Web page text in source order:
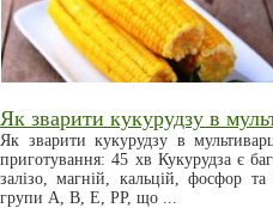
Як зварити кукурудзу в
Як зварити кукурудзу в
приготування: 45 хв Кукурудза є
залізо, магній, кальцій, фосфор
групи А, В, Е, РР, що ...